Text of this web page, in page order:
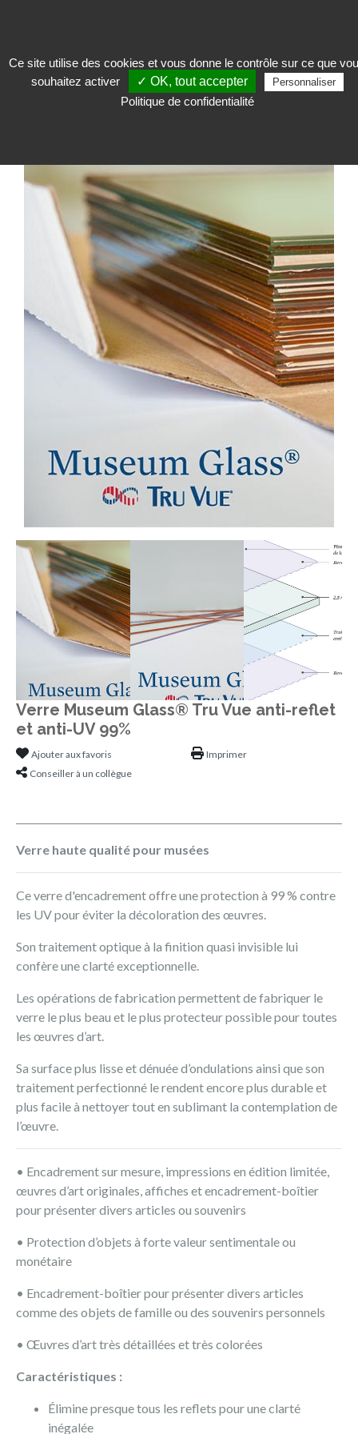
Encadrer>Verre d'encadrement>Verre Tru Vue>Verre Museum Glass®
Tru Vue anti-reflet et anti-UV 99%
Verre Museum Glass® Tru Vue anti-reflet
et anti-UV 99%
Ajouter aux favoris
Conseiller à un collègue
Imprimer
Verre haute qualité pour musées
Ce verre d'encadrement offre une protection à 99 % contre
les UV pour éviter la décoloration des œuvres.
Son traitement optique à la finition quasi invisible lui
confère une clarté exceptionnelle.
Les opérations de fabrication permettent de fabriquer le
verre le plus beau et le plus protecteur possible pour toutes
les œuvres d’art.
Sa surface plus lisse et dénuée d’ondulations ainsi que son
traitement perfectionné le rendent encore plus durable et
plus facile à nettoyer tout en sublimant la contemplation de
l’œuvre.
• Encadrement sur mesure, impressions en édition limitée,
œuvres d’art originales, affiches et encadrement-boîtier
pour présenter divers articles ou souvenirs
• Protection d’objets à forte valeur sentimentale ou
monétaire
• Encadrement-boîtier pour présenter divers articles
comme des objets de famille ou des souvenirs personnels
• Œuvres d’art très détaillées et très colorées
Caractéristiques :
Élimine presque tous les reflets pour une clarté
inégalée
Ce site utilise des cookies et vous donne le contrôle sur ce que
souhaitez activer
✓ OK, tout accepter Personnaliser
Politique de confidentialité